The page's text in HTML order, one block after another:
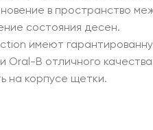
в пространство
состояния десен.
имеют
Oral-B отличного
на корпусе щетки.